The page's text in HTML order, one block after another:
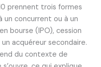
prennent trois formes
un concurrent ou à un
bourse (IPO), cession
acquéreur secondaire.
du contexte de